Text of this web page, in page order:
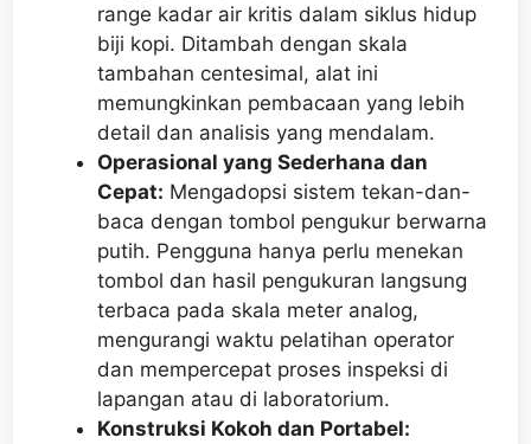
range kadar air kritis dalam siklus hidup
biji kopi. Ditambah dengan skala
tambahan centesimal, alat ini
memungkinkan pembacaan yang lebih
detail dan analisis yang mendalam.
Operasional yang Sederhana dan
Cepat: Mengadopsi sistem tekan-dan-
baca dengan tombol pengukur berwarna
putih. Pengguna hanya perlu menekan
tombol dan hasil pengukuran langsung
terbaca pada skala meter analog,
mengurangi waktu pelatihan operator
dan mempercepat proses inspeksi di
lapangan atau di laboratorium.
Konstruksi Kokoh dan Portabel: